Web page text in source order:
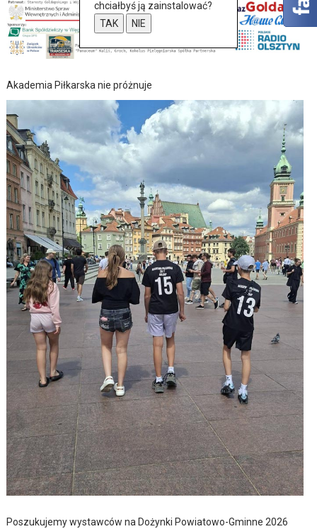
Akademia Piłkarska nie próżnuje
Poszukujemy wystawców na Dożynki Powiatowo-Gminne 2026
chciałbyś ją zainstalować?
TAK
NIE